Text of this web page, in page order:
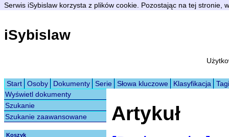
Serwis iSybislaw korzysta z plików cookie. Pozostając na tej stronie,
iSybislaw
Start Osoby Dokumenty Serie Słowa kluczowe Klasyfikacja
Tagi
Wyświetl dokumenty
Szukanie
Szukanie zaawansowane
Koszyk
Artykuł